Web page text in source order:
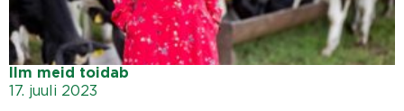
Ilm meid toidab
17. juuli 2023